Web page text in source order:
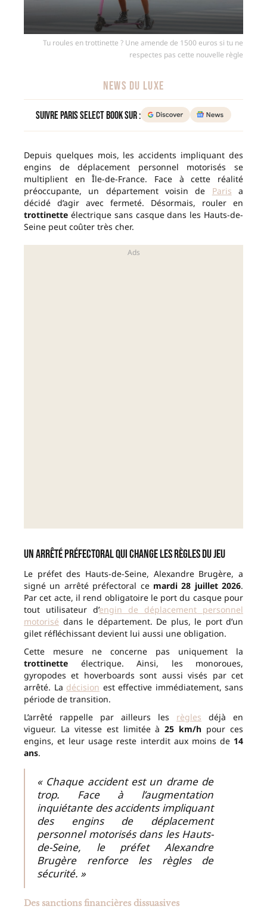
Tu roules en trottinette ? Une amende de 1500 euros si tu ne
respectes pas cette nouvelle règle
NEWS DU LUXE
Suivre Paris Select Book sur :
Depuis quelques mois, les accidents impliquant des
engins de déplacement personnel motorisés se
multiplient en Île-de-France. Face à cette réalité
préoccupante, un département voisin de Paris a
décidé d’agir avec fermeté. Désormais, rouler en
trottinette électrique sans casque dans les Hauts-de-
Seine peut coûter très cher.
Un arrêté préfectoral qui change les règles du jeu
Le préfet des Hauts-de-Seine, Alexandre Brugère, a
signé un arrêté préfectoral ce mardi 28 juillet 2026.
Par cet acte, il rend obligatoire le port du casque pour
tout utilisateur d’engin de déplacement personnel
motorisé dans le département. De plus, le port d’un
gilet réfléchissant devient lui aussi une obligation.
Cette mesure ne concerne pas uniquement la
trottinette électrique. Ainsi, les monoroues,
gyropodes et hoverboards sont aussi visés par cet
arrêté. La décision est effective immédiatement, sans
période de transition.
L’arrêté rappelle par ailleurs les règles déjà en
vigueur. La vitesse est limitée à25 km/h pour ces
engins, et leur usage reste interdit aux moins de 14
ans.
« Chaque accident est un drame de
trop. Face à l’augmentation
inquiétante des accidents impliquant
des engins de déplacement
personnel motorisés dans les Hauts-
de-Seine, le préfet Alexandre
Brugère renforce les règles de
sécurité. »
Des sanctions financières dissuasives